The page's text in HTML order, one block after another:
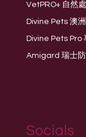
VetPRO+ 自然
Divine Pets 澳洲
Divine Pets Pro
Amigard 瑞士防
Socials